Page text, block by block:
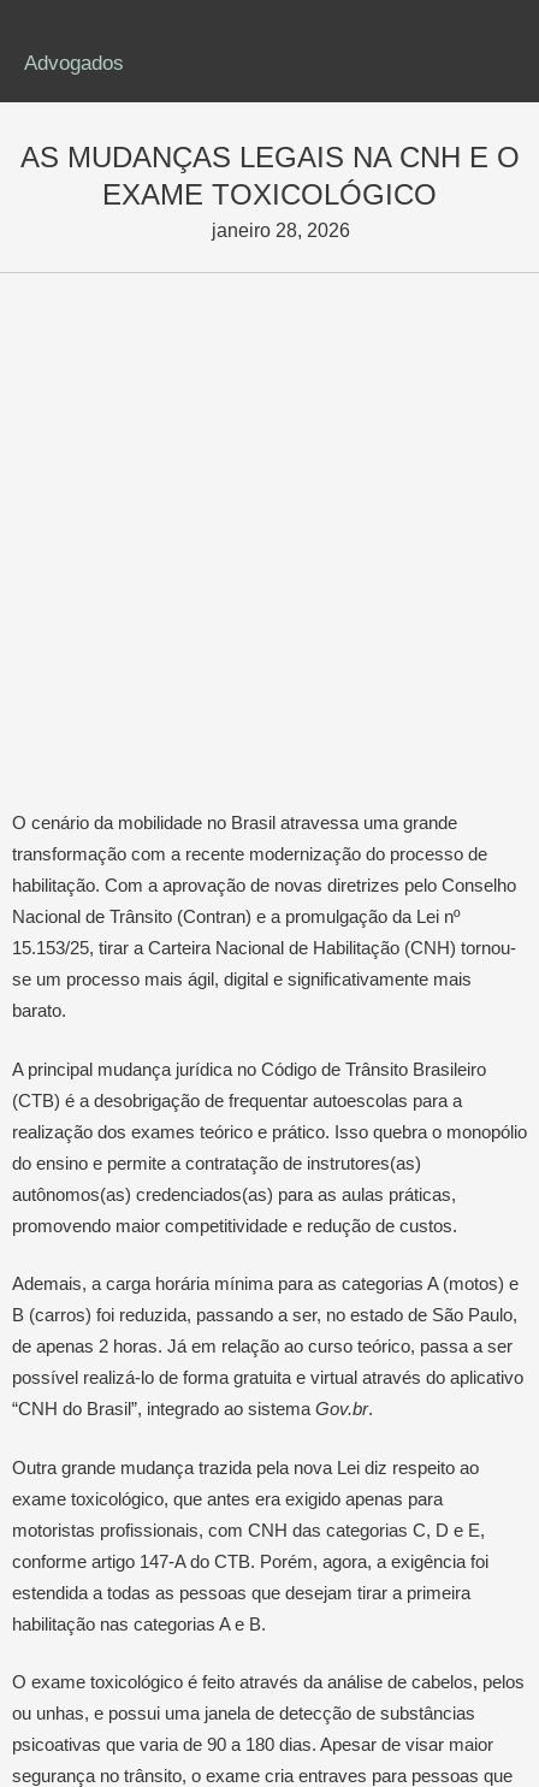
Advogados
AS MUDANÇAS LEGAIS NA CNH E O
EXAME TOXICOLÓGICO
janeiro 28, 2026
O cenário da mobilidade no Brasil atravessa uma grande
transformação com a recente modernização do processo de
habilitação. Com a aprovação de novas diretrizes pelo Conselho
Nacional de Trânsito (Contran) e a promulgação da Lei nº
15.153/25, tirar a Carteira Nacional de Habilitação (CNH) tornou-
se um processo mais ágil, digital e significativamente mais
barato.
A principal mudança jurídica no Código de Trânsito Brasileiro
(CTB) é a desobrigação de frequentar autoescolas para a
realização dos exames teórico e prático. Isso quebra o monopólio
do ensino e permite a contratação de instrutores(as)
autônomos(as) credenciados(as) para as aulas práticas,
promovendo maior competitividade e redução de custos.
Ademais, a carga horária mínima para as categorias A (motos) e
B (carros) foi reduzida, passando a ser, no estado de São Paulo,
de apenas 2 horas. Já em relação ao curso teórico, passa a ser
possível realizá-lo de forma gratuita e virtual através do aplicativo
“CNH do Brasil”, integrado ao sistema Gov.br.
Outra grande mudança trazida pela nova Lei diz respeito ao
exame toxicológico, que antes era exigido apenas para
motoristas profissionais, com CNH das categorias C, D e E,
conforme artigo 147-A do CTB. Porém, agora, a exigência foi
estendida a todas as pessoas que desejam tirar a primeira
habilitação nas categorias A e B.
O exame toxicológico é feito através da análise de cabelos, pelos
ou unhas, e possui uma janela de detecção de substâncias
psicoativas que varia de 90 a 180 dias. Apesar de visar maior
segurança no trânsito, o exame cria entraves para pessoas que